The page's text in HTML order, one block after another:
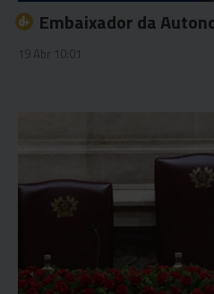
Embaixador da
19 Abr 10:01